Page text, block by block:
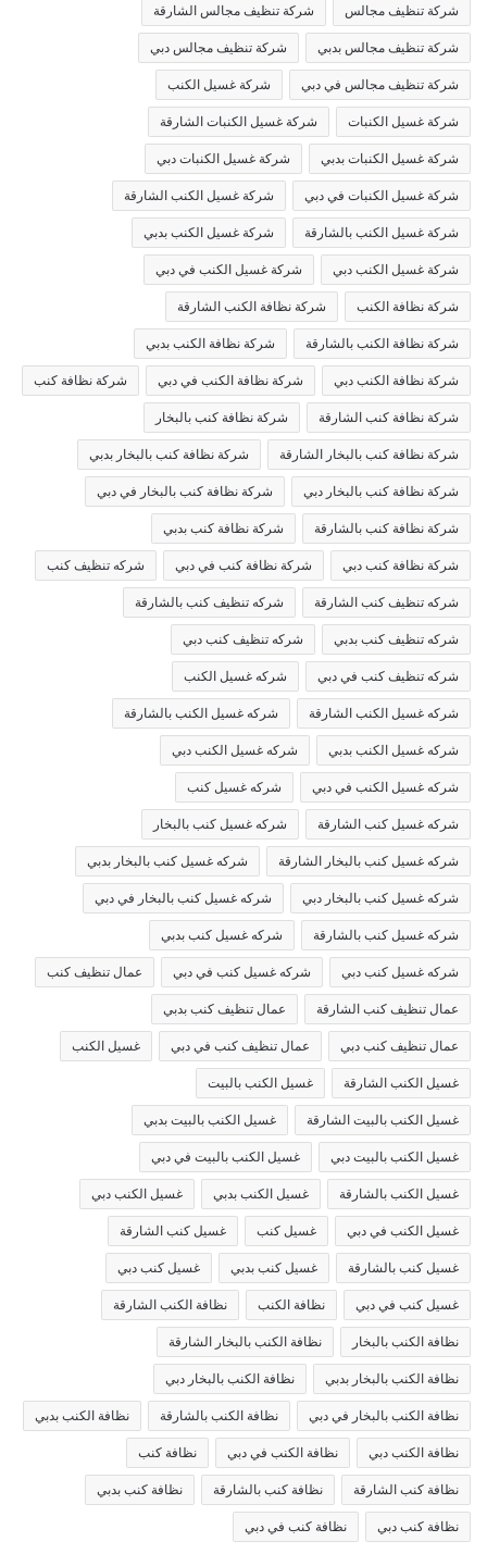
شركة تنظيف مجالس شركة تنظيف مجالس الشارقة
شركة تنظيف مجالس بدبي شركة تنظيف مجالس دبي
شركة تنظيف مجالس في دبي شركة غسيل الكنب
شركة غسيل الكنبات شركة غسيل الكنبات الشارقة
شركة غسيل الكنبات بدبي شركة غسيل الكنبات دبي
شركة غسيل الكنبات في دبي شركة غسيل الكنب الشارقة
شركة غسيل الكنب بالشارقة شركة غسيل الكنب بدبي
شركة غسيل الكنب دبي شركة غسيل الكنب في دبي
شركة نظافة الكنب شركة نظافة الكنب الشارقة
شركة نظافة الكنب بالشارقة شركة نظافة الكنب بدبي
شركة نظافة الكنب دبي شركة نظافة الكنب في دبي شركة نظافة كنب
شركة نظافة كنب الشارقة شركة نظافة كنب بالبخار
شركة نظافة كنب بالبخار الشارقة شركة نظافة كنب بالبخار بدبي
شركة نظافة كنب بالبخار دبي شركة نظافة كنب بالبخار في دبي
شركة نظافة كنب بالشارقة شركة نظافة كنب بدبي
شركة نظافة كنب دبي شركة نظافة كنب في دبي شركه تنظيف كنب
شركه تنظيف كنب الشارقة شركه تنظيف كنب بالشارقة
شركه تنظيف كنب بدبي شركه تنظيف كنب دبي
شركه تنظيف كنب في دبي شركه غسيل الكنب
شركه غسيل الكنب الشارقة شركه غسيل الكنب بالشارقة
شركه غسيل الكنب بدبي شركه غسيل الكنب دبي
شركه غسيل الكنب في دبي شركه غسيل كنب
شركه غسيل كنب الشارقة شركه غسيل كنب بالبخار
شركه غسيل كنب بالبخار الشارقة شركه غسيل كنب بالبخار بدبي
شركه غسيل كنب بالبخار دبي شركه غسيل كنب بالبخار في دبي
شركه غسيل كنب بالشارقة شركه غسيل كنب بدبي
شركه غسيل كنب دبي شركه غسيل كنب في دبي عمال تنظيف كنب
عمال تنظيف كنب الشارقة عمال تنظيف كنب بدبي
عمال تنظيف كنب دبي عمال تنظيف كنب في دبي غسيل الكنب
غسيل الكنب الشارقة غسيل الكنب بالبيت
غسيل الكنب بالبيت الشارقة غسيل الكنب بالبيت بدبي
غسيل الكنب بالبيت دبي غسيل الكنب بالبيت في دبي
غسيل الكنب بالشارقة غسيل الكنب بدبي غسيل الكنب دبي
غسيل الكنب في دبي غسيل كنب غسيل كنب الشارقة
غسيل كنب بالشارقة غسيل كنب بدبي غسيل كنب دبي
غسيل كنب في دبي نظافة الكنب نظافة الكنب الشارقة
نظافة الكنب بالبخار نظافة الكنب بالبخار الشارقة
نظافة الكنب بالبخار بدبي نظافة الكنب بالبخار دبي
نظافة الكنب بالبخار في دبي نظافة الكنب بالشارقة نظافة الكنب بدبي
نظافة الكنب دبي نظافة الكنب في دبي نظافة كنب
نظافة كنب الشارقة نظافة كنب بالشارقة نظافة كنب بدبي
نظافة كنب دبي نظافة كنب في دبي